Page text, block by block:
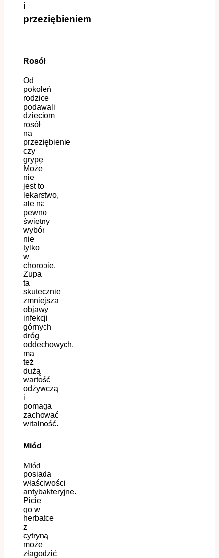
i
przeziębieniem
Rosół
Od
pokoleń
rodzice
podawali
dzieciom
rosół
na
przeziębienie
czy
grypę.
Może
nie
jest to
lekarstwo,
ale na
pewno
świetny
wybór
nie
tylko
w
chorobie.
Zupa
ta
skutecznie
zmniejsza
objawy
infekcji
górnych
dróg
oddechowych,
ma
też
dużą
wartość
odżywczą
i
pomaga
zachować
witalność.
Miód
Miód
posiada
właściwości
antybakteryjne.
Picie
go w
herbatce
z
cytryną
może
złagodzić